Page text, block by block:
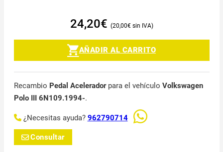
24,20€ 20,00€
AÑADIR AL CARRITO
Recambio Pedal Aceleradorpara el vehículo Volkswagen
Polo III 6N109.1994-.
¿Necesitas ayuda? 962790714
Consultar